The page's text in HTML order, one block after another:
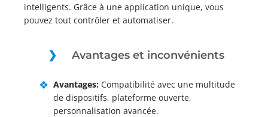
intelligents. Grâce à une application unique, vous
pouvez tout contrôler et automatiser.
Avantages et inconvénients
Avantages: Compatibilité avec une multitude
de dispositifs, plateforme ouverte,
personnalisation avancée.